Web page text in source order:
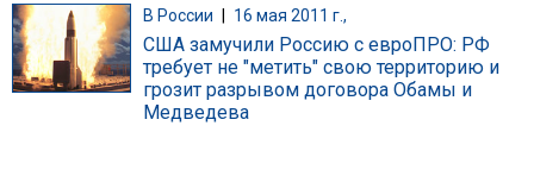
В России 16 мая 2011 г.,
США замучили Россию с евроПРО: РФ
требует не "метить" свою территорию и
грозит разрывом договора Обамы и
Медведева